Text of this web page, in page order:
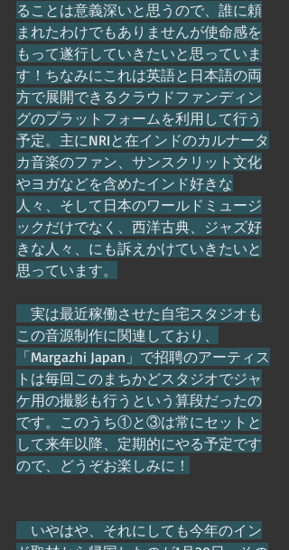
ることは意義深いと思うので、誰に頼
まれたわけでもありませんが使命感を
もって遂行していきたいと思っていま
す！ちなみにこれは英語と日本語の両
方で展開できるクラウドファンディン
グのプラットフォームを利用して行う
予定。主にNRIと在インドのカルナータ
カ音楽のファン、サンスクリット文化
やヨガなどを含めたインド好きな
人々、そして日本のワールドミュージ
ックだけでなく、西洋古典、ジャズ好
きな人々、にも訴えかけていきたいと
思っています。
実は最近稼働させた自宅スタジオも
この音源制作に関連しており、
「Margazhi Japan」で招聘のアーティス
トは毎回このまちかどスタジオでジャ
ケ用の撮影も行うという算段だったの
です。このうち①と③は常にセットと
して来年以降、定期的にやる予定です
ので、どうぞお楽しみに！
いやはや、それにしても今年のイン